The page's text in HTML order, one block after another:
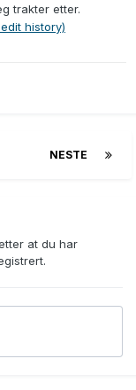
trakter etter.
history)
NESTE
at du har